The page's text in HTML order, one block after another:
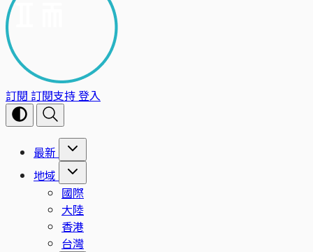
訂閱 訂閱支持登入
最新
地域
國際
大陸
香港
台灣